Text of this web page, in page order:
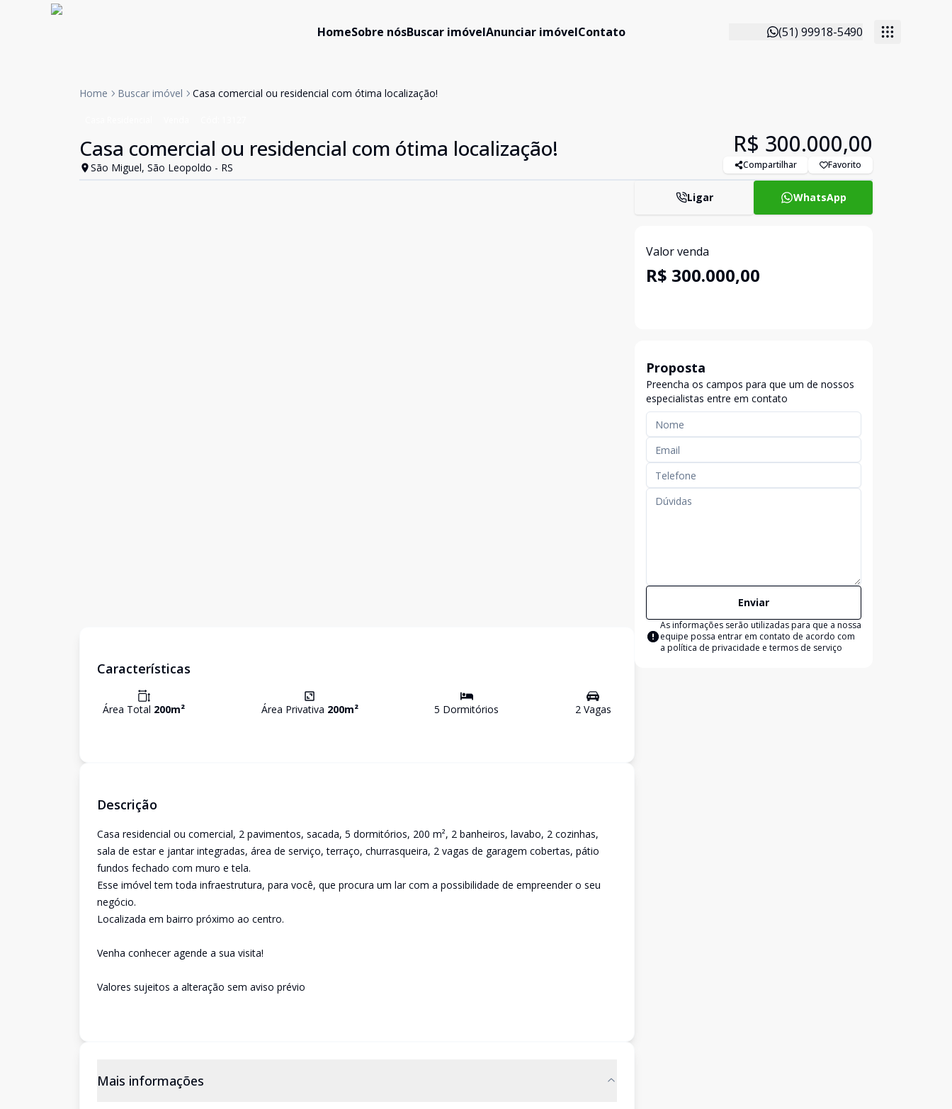
HomeSobre nósBuscar imóvelAnunciar imóvelContato (51) 99918-5490
Home Buscar imóvel Casa comercial ou residencial com ótima localização!
Casa comercial ou residencial com ótima localização!
São Miguel, São Leopoldo - RS
R$ 300.000,00
Compartilhar Favorito
Características
Área Total 200m² Área Privativa 200m² 5 Dormitórios 2Vagas
Descrição
Casa residencial ou comercial, 2 pavimentos, sacada, 5 dormitórios, 200 m², 2 banheiros, lavabo, 2 cozinhas,
sala de estar e jantar integradas, área de serviço, terraço, churrasqueira, 2 vagas de garagem cobertas, pátio
fundos fechado com muro e tela.
Esse imóvel tem toda infraestrutura, para você, que procura um lar com a possibilidade de empreender o seu
negócio.
Localizada em bairro próximo ao centro.
Venha conhecer agende a sua visita!
Valores sujeitos a alteração sem aviso prévio
Mais informações
Ligar WhatsApp
Valor venda
R$ 300.000,00
Proposta
Preencha os campos para que um de nossos
especialistas entre em contato
Enviar
As informações serão utilizadas para que a nossa
equipe possa entrar em contato de acordo com
a política de privacidade e termos de serviço